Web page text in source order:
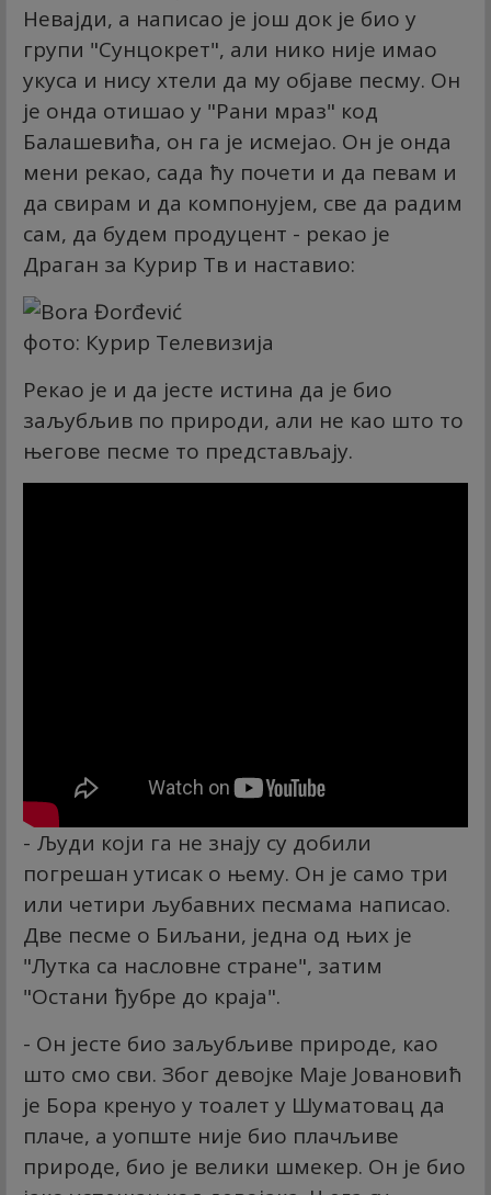
Невајди, а написао је још док је био у
групи "Сунцокрет", али нико није имао
укуса и нису хтели да му објаве песму. Он
је онда отишао у "Рани мраз" код
Балашевића, он га је исмејао. Он је онда
мени рекао, сада ћу почети и да певам и
да свирам и да компонујем, све да радим
сам, да будем продуцент - рекао је
Драган за Курир Тв и наставио:
фото: Курир Телевизија
Рекао је и да јесте истина да је био
заљубљив по природи, али не као што то
његове песме то представљају.
- Људи који га не знају су добили
погрешан утисак о њему. Он је само три
или четири љубавних песмама написао.
Две песме о Биљани, једна од њих је
"Лутка са насловне стране", затим
"Остани ђубре до краја".
- Он јесте био заљубљиве природе, као
што смо сви. Због девојке Маје Јовановић
је Бора кренуо у тоалет у Шуматовац да
плаче, а уопште није био плачљиве
природе, био је велики шмекер. Он је био